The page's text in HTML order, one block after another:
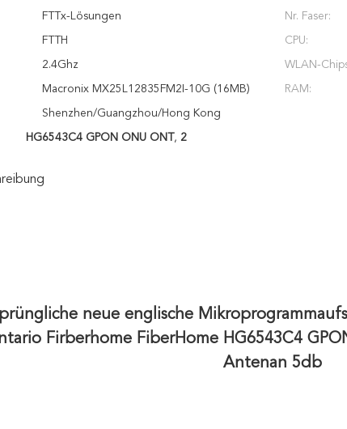
FTTx-Lösungen Nr. Faser:
FTTH CPU:
2.4Ghz WLAN-
Macronix MX25L12835FM2I-10G (16MB) RAM:
Shenzhen/Guangzhou/Hong Kong
HG6543C4 GPON ONU ONT , 2
neue englische
Firberhome FiberHome HG6543C4
Antenan 5db